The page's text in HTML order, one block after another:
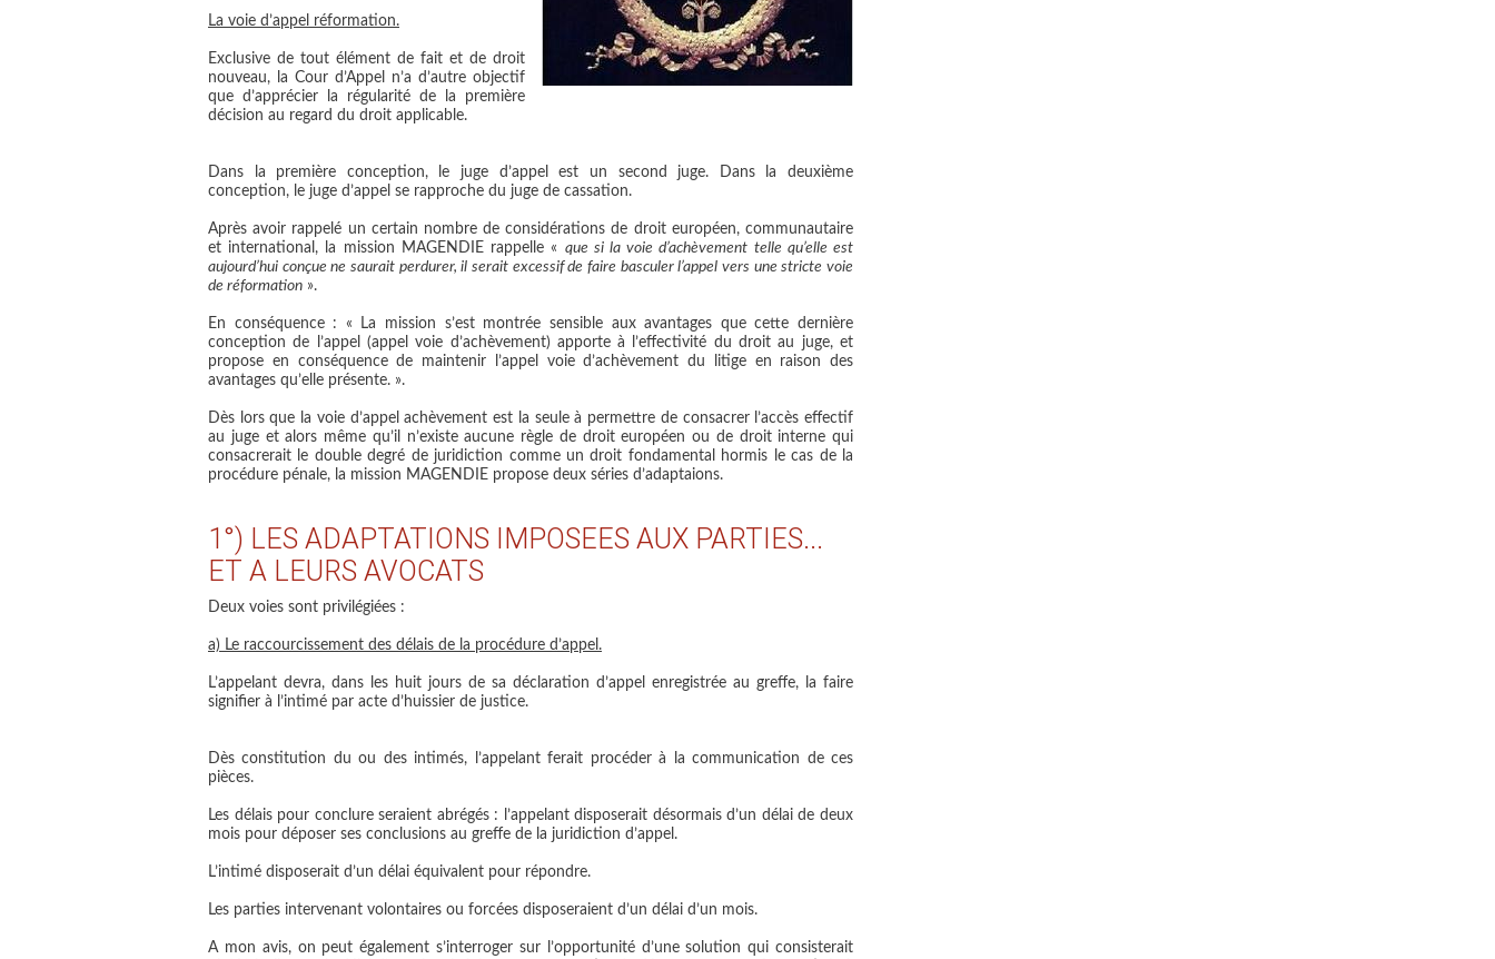
La voie d’appel réformation.
Exclusive de tout élément de fait et de droit
nouveau, la Cour d’Appel n’a d’autre objectif
que d’apprécier la régularité de la première
décision au regard du droit applicable.
Dans la première conception, le juge d’appel est un second juge. Dans la deuxième
conception, le juge d’appel se rapproche du juge de cassation.
Après avoir rappelé un certain nombre de considérations de droit européen, communautaire
et international, la mission MAGENDIE rappelle « que si la voie d’achèvement telle qu’elle est
aujourd’hui conçue ne saurait perdurer, il serait excessif de faire basculer l’appel vers une stricte voie
de réformation ».
En conséquence : « La mission s’est montrée sensible aux avantages que cette dernière
conception de l’appel (appel voie d’achèvement) apporte à l’effectivité du droit au juge, et
propose en conséquence de maintenir l’appel voie d’achèvement du litige en raison des
avantages qu’elle présente. ».
Dès lors que la voie d’appel achèvement est la seule à permettre de consacrer l’accès effectif
au juge et alors même qu’il n’existe aucune règle de droit européen ou de droit interne qui
consacrerait le double degré de juridiction comme un droit fondamental hormis le cas de la
procédure pénale, la mission MAGENDIE propose deux séries d’adaptaions.
1°) LES ADAPTATIONS IMPOSEES AUX PARTIES...
ET A LEURS AVOCATS
Deux voies sont privilégiées :
a) Le raccourcissement des délais de la procédure d’appel.
L’appelant devra, dans les huit jours de sa déclaration d’appel enregistrée au greffe, la faire
signifier à l’intimé par acte d’huissier de justice.
Dès constitution du ou des intimés, l’appelant ferait procéder à la communication de ces
pièces.
Les délais pour conclure seraient abrégés : l’appelant disposerait désormais d’un délai dedeux
mois pour déposer ses conclusions au greffe de la juridiction d’appel.
L’intimé disposerait d’un délai équivalent pour répondre.
Les parties intervenant volontaires ou forcées disposeraient d’un délai d’un mois.
A mon avis, on peut également s’interroger sur l’opportunité d’une solution qui consisterait